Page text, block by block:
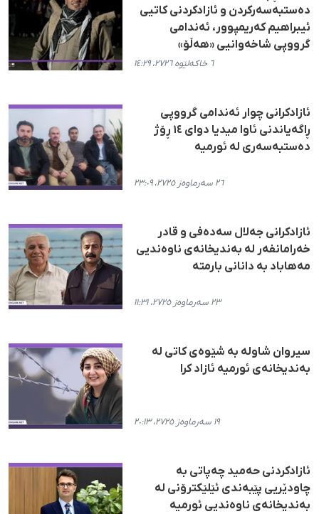
دەستبەسەرکردن و ئازادکردنی کاتیی
ئیبراهیم کەریمپوور، ئەندامی
گرووپی شاخەوانیی «هەڵۆ»
٦ خاکەلێوە ٢٧٢٦، ١٤:٢٩
ئازادکرانی چوار ئەندامی گرووپی
ڕاگەیاندنی ئاوا میدیا دوای ١٤ ڕۆژ
دەستبەسەری لە ئورمیە
٢٦ سەرماوەز ٢٧٢٥، ٢٣:٠٩
ئازادکرانی جەلال سەدەفی و قادر
خەرامانفەر لە بەندیخانەی ناوەندیی
مەهاباد بە دانانی بارمتە
٢٣ سەرماوەز ٢٧٢٥، ١١:٣١
سیروان شاولە بە شێوەی کاتی لە
بەندیخانەی ئورمیە ئازاد کرا
١٩ سەرماوەز ٢٧٢٥، ٢٠:١٣
ئازادکردنی حەمید چەپاتی بە
چاودێریی پێبەندی ئێلێکترۆنی لە
بەندیخانەی ناوەندیی ئورمیە